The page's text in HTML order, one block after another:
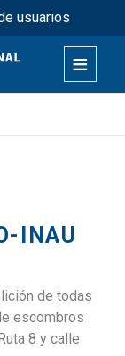
usuarios
INAU
de todas
escombros
8 y calle